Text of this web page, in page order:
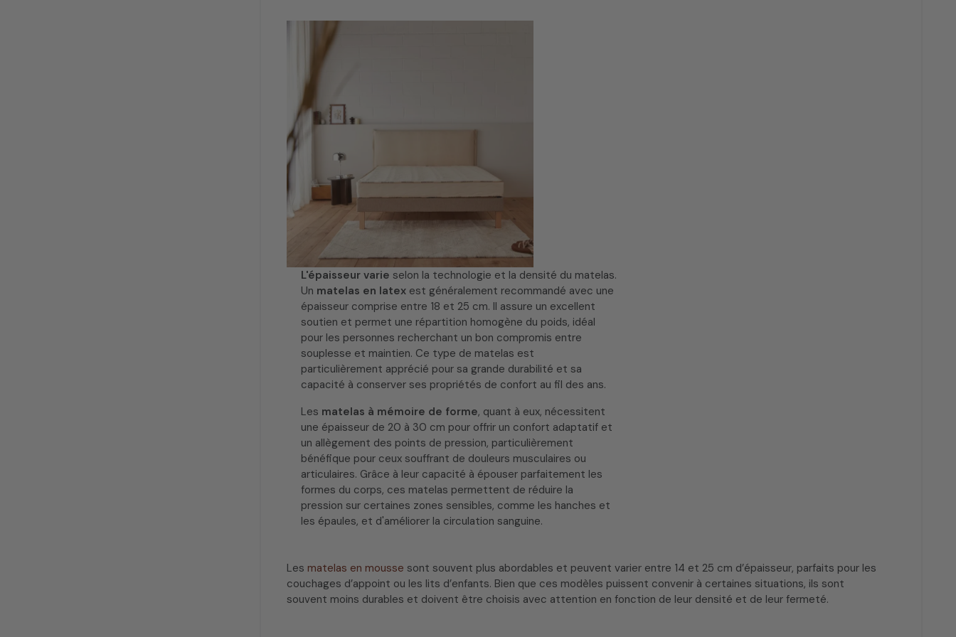
L'épaisseur varie selon la technologie et la densité du matelas.
Un matelas en latex est généralement recommandé avec une
épaisseur comprise entre 18 et 25 cm. Il assure un excellent
soutien et permet une répartition homogène du poids, idéal
pour les personnes recherchant un bon compromis entre
souplesse et maintien. Ce type de matelas est
particulièrement apprécié pour sa grande durabilité et sa
capacité à conserver ses propriétés de confort au fil des ans.
Les matelas à mémoire de forme, quant à eux, nécessitent
une épaisseur de 20 à 30 cm pour offrir un confort adaptatif et
un allègement des points de pression, particulièrement
bénéfique pour ceux souffrant de douleurs musculaires ou
articulaires. Grâce à leur capacité à épouser parfaitement les
formes du corps, ces matelas permettent de réduire la
pression sur certaines zones sensibles, comme les hanches et
les épaules, et d'améliorer la circulation sanguine.
Les matelas en mousse sont souvent plus abordables et peuvent varier entre 14 et 25 cm d’épaisseur, parfaits pour les
couchages d’appoint ou les lits d’enfants. Bien que ces modèles puissent convenir à certaines situations, ils sont
souvent moins durables et doivent être choisis avec attention en fonction de leur densité et de leur fermeté.